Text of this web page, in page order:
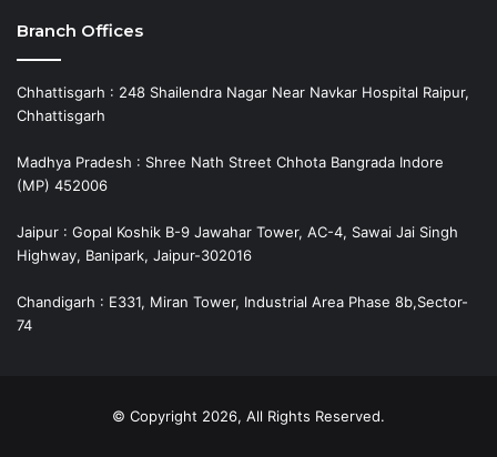
Branch Offices
Chhattisgarh : 248 Shailendra Nagar Near Navkar Hospital Raipur,
Chhattisgarh
Madhya Pradesh : Shree Nath Street Chhota Bangrada Indore
(MP) 452006
Jaipur : Gopal Koshik B-9 Jawahar Tower, AC-4, Sawai Jai Singh
Highway, Banipark, Jaipur-302016
Chandigarh : E331, Miran Tower, Industrial Area Phase 8b,Sector-
74
© Copyright 2026, All Rights Reserved.